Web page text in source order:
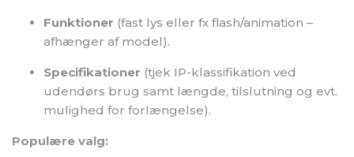
Funktioner (fast lys eller fx flash/animation –
afhænger af model).
Specifikationer (tjek IP-klassifikation ved
udendørs brug samt længde, tilslutning og evt.
mulighed for forlængelse).
Populære valg: